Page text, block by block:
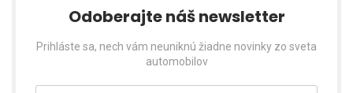
Odoberajte náš newsletter
Prihláste sa, nech vám neuniknú žiadne novinky zo sveta
automobilov